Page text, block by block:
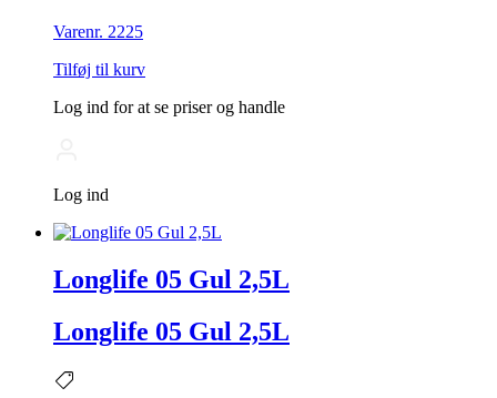
Varenr. 2225
Tilføj til kurv
Log ind for at se priser og handle
Log ind
Longlife 05 Gul 2,5L
Longlife 05 Gul 2,5L